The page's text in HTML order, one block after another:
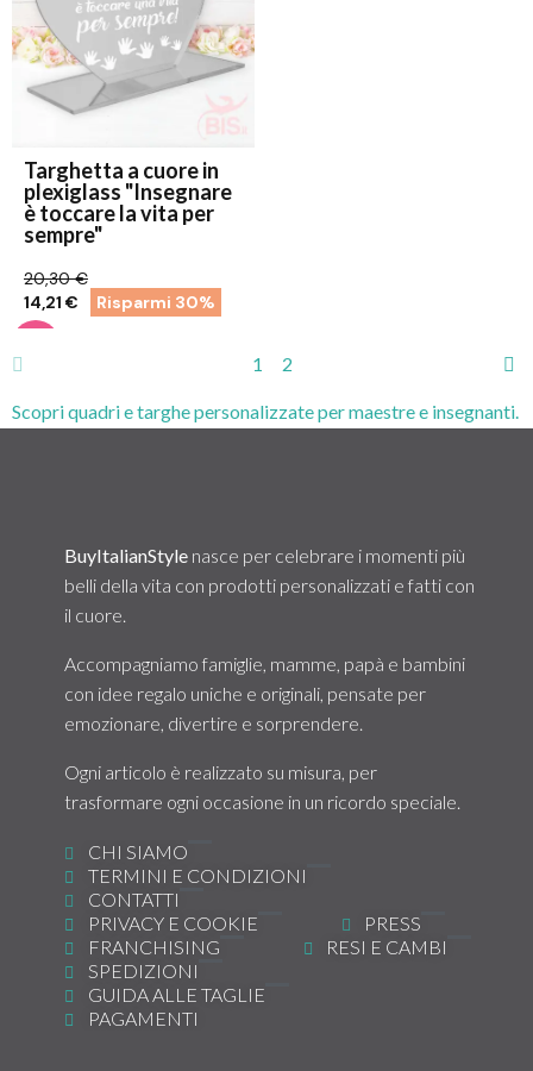
Targhetta a cuore in
plexiglass "Insegnare
è toccare la vita per
sempre"
20,30 €
14,21 €
Risparmi 30%
1 2
Scopri quadri e targhe personalizzate per maestre e insegnanti.
Idee regalo emozionali e originali, perfette come ricordo di fine
BuyItalianStyle nasce per celebrare i momenti più
belli della vita con prodotti personalizzati e fatti con
il cuore.
Accompagniamo famiglie, mamme, papà e bambini
con idee regalo uniche e originali, pensate per
emozionare, divertire e sorprendere.
Ogni articolo è realizzato su misura, per
trasformare ogni occasione in un ricordo speciale.
CHI SIAMO
TERMINI E CONDIZIONI
CONTATTI
PRIVACY E COOKIE
PRESS
FRANCHISING
RESI E CAMBI
SPEDIZIONI
GUIDA ALLE TAGLIE
PAGAMENTI